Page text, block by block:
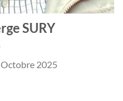
SURY
2025